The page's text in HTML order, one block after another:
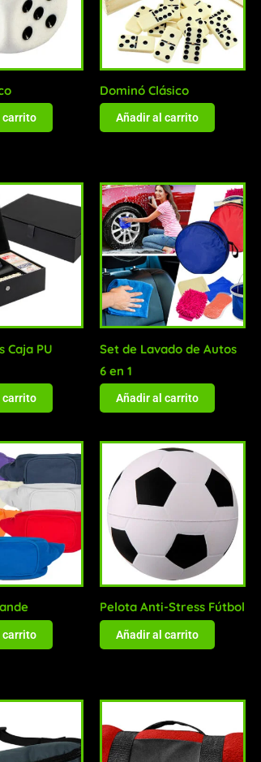
carrito
Dominó Clásico
Añadir al carrito
Caja PU
carrito
Set de Lavado de Autos
6 en 1
Añadir al carrito
carrito
Pelota Anti-Stress Fútbol
Añadir al carrito